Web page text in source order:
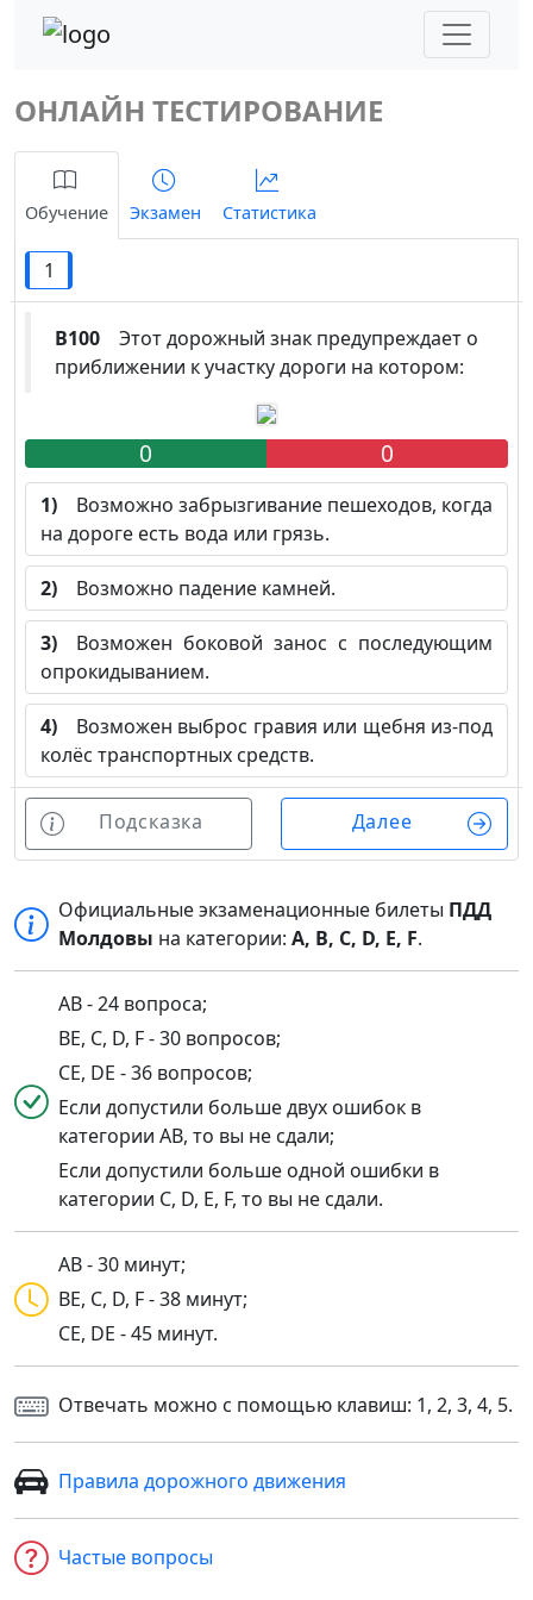
ОНЛАЙН ТЕСТИРОВАНИЕ
Обучение Экзамен Статистика
1
B100 Этот дорожный знак предупреждает о
приближении к участку дороги на котором:
0 0
1) Возможно забрызгивание пешеходов, когда
на дороге есть вода или грязь.
2) Возможно падение камней.
3) Возможен боковой занос с последующим
опрокидыванием.
4) Возможен выброс гравия или щебня из-под
колёс транспортных средств.
Подсказка Далее
Официальные экзаменационные билеты ПДД
Молдовы на категории:A, B, C, D, E, F.
AB - 24 вопроса;
BE, C, D, F - 30 вопросов;
CE, DE - 36 вопросов;
Если допустили больше двух ошибок в
категории AB, то вы не сдали;
Если допустили больше одной ошибки в
категории C, D, E, F, то вы не сдали.
AB - 30 минут;
BE, C, D, F - 38 минут;
CE, DE - 45 минут.
Отвечать можно с помощью клавиш: 1, 2, 3, 4, 5.
Правила дорожного движения
Частые вопросы